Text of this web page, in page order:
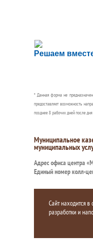
Решаем
Сложности с
Сообщите об
* Данная форма не
предоставляет возможность
позднее 8 рабочих дней после
Муниципальное
муниципальных
Адрес офиса центра
Единый номер колл-
Сайт находится в
разработки и